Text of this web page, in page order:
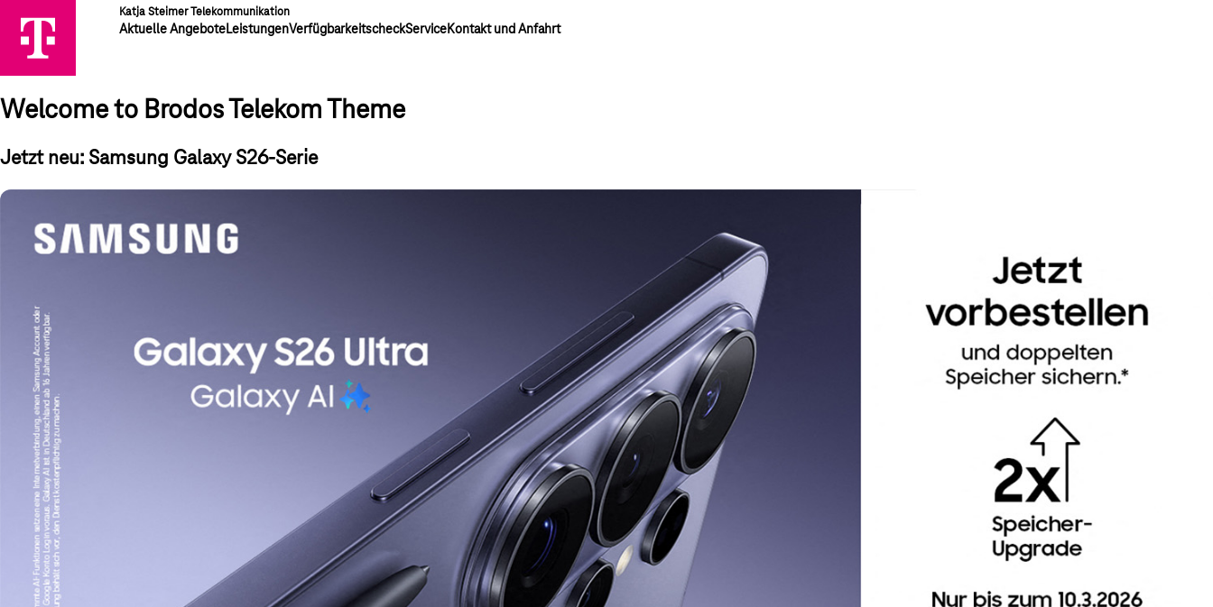
Katja Steimer Telekommunikation
Aktuelle AngeboteLeistungenVerfügbarkeitscheckServiceKontakt und Anfahrt
Welcome to Brodos Telekom Theme
Jetzt neu: Samsung Galaxy S26-Serie